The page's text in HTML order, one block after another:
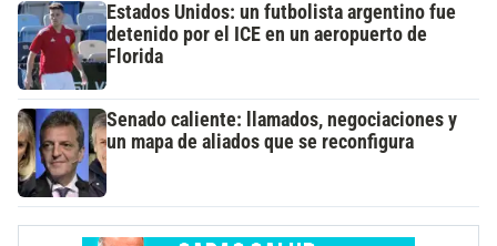
Estados Unidos: un futbolista argentino fue
detenido por el ICE en un aeropuerto de
Florida
Senado caliente: llamados, negociaciones y
un mapa de aliados que se reconfigura